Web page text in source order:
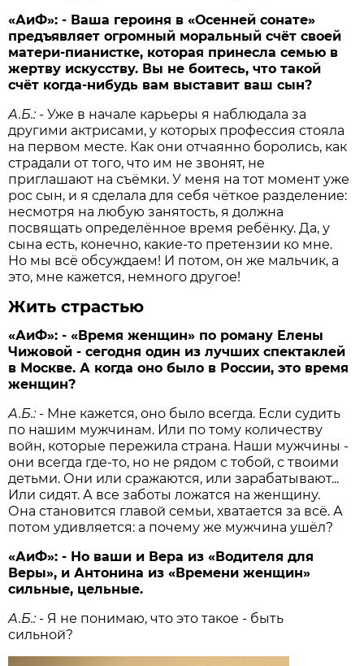
«АиФ»:- Ваша героиня в «Осенней сонате»
предъявляет огромный моральный счёт своей
матери-пианистке, которая принесла семью в
жертву искусству. Вы не боитесь, что такой
счёт когда-нибудь вам выставит ваш сын?
А.Б.: - Уже в начале карьеры я наблюдала за
другими актрисами, у которых профессия стояла
на первом месте. Как они отчаянно боролись, как
страдали от того, что им не звонят, не
приглашают на съёмки. У меня на тот момент уже
рос сын, и я сделала для себя чёткое разделение:
несмотря на любую занятость, я должна
посвящать определённое время ребёнку. Да, у
сына есть, конечно, какие-то претензии ко мне.
Но мы всё обсуждаем! И потом, он же мальчик, а
это, мне кажется, немного другое!
Жить страстью
«АиФ»:- «Время женщин» по роману Елены
Чижовой - сегодня один из лучших спектаклей
в Москве. А когда оно было в России, это время
женщин?
А.Б.: - Мне кажется, оно было всегда. Если судить
по нашим мужчинам. Или по тому количеству
войн, которые пережила страна. Наши мужчины -
они всегда где-то, но не рядом с тобой, с твоими
детьми. Они или сражаются, или зарабатывают...
Или сидят. А все заботы ложатся на женщину.
Она становится главой семьи, хватается за всё. А
потом удивляется: а почему же мужчина ушёл?
«АиФ»:- Но ваши и Вера из «Водителя для
Веры», и Антонина из «Времени женщин»
сильные, цельные.
А.Б.: - Я не понимаю, что это такое - быть
сильной?